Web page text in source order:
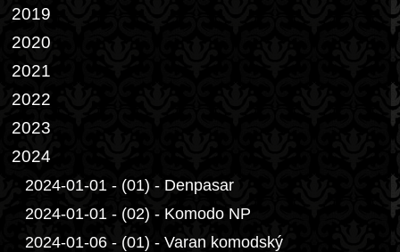
2019
2020
2021
2022
2023
2024
2024-01-01 - (01) - Denpasar
2024-01-01 - (02) - Komodo NP
2024-01-06 - (01) - Varan komodský